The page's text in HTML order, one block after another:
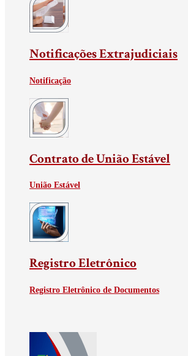
Notificações Extrajudiciais
Notificação
Contrato de União Estável
União Estável
Registro Eletrônico
Registro Eletrônico de Documentos